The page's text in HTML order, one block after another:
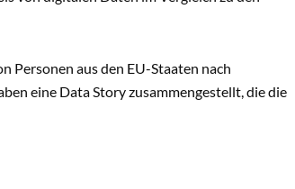
Personen aus den EU-Staaten nach
eine Data Story zusammengestellt, die die